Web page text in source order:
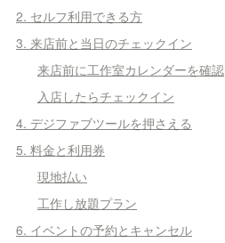
2. セルフ利用できる方
3. 来店前と当日のチェックイン
来店前に工作室カレンダーを確認
入店したらチェックイン
4. デジファブツールを押さえる
5. 料金と利用券
現地払い
工作し放題プラン
6. イベントの予約とキャンセル